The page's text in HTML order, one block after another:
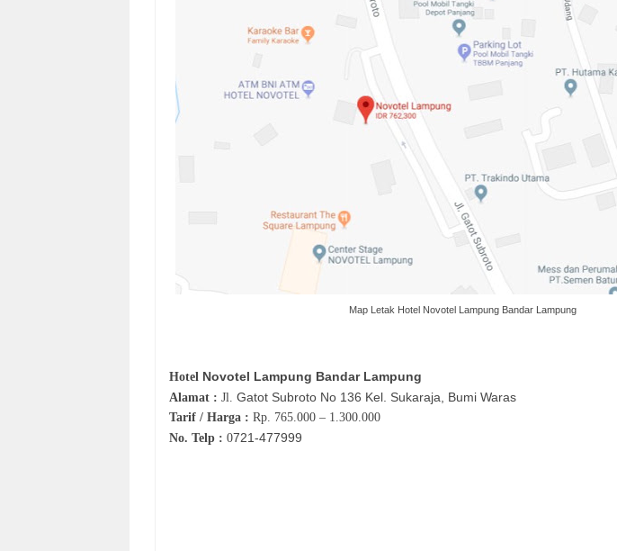
Map Letak Hotel Novotel Lampung Bandar Lampung
Hotel Novotel Lampung Bandar Lampung
Alamat : Jl. Gatot Subroto No 136 Kel. Sukaraja, Bumi Waras
Tarif / Harga : Rp. 765.000 – 1.300.000
No. Telp : 0721-477999